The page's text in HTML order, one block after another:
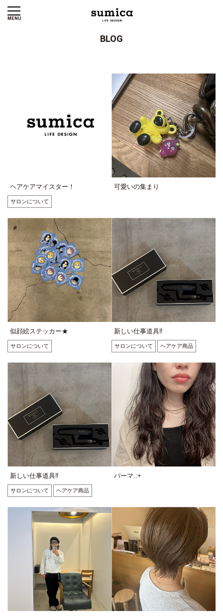
MENU
BLOG
ヘアケアマイスター！
サロンについて
可愛いの集まり
似顔絵ステッカー★
サロンについて
新しい仕事道具‼︎
サロンについて ヘアケア商品
新しい仕事道具‼︎
サロンについて ヘアケア商品
パーマ.:+